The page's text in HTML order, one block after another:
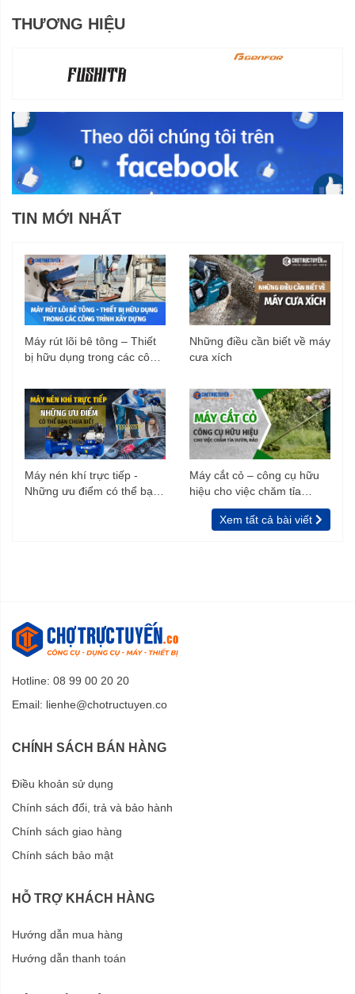
THƯƠNG HIỆU
TIN MỚI NHẤT
Máy rút lõi bê tông – Thiết
bị hữu dụng trong các công
Những điều cần biết về máy
cưa xích
Máy nén khí trực tiếp -
Những ưu điểm có thể bạn
Máy cắt cỏ – công cụ hữu
hiệu cho việc chăm tỉa
vườn, rào
Xem tất cả bài viết
Hotline: 08 99 00 20 20
Email: lienhe@chotructuyen.co
CHÍNH SÁCH BÁN HÀNG
Điều khoản sử dụng
Chính sách đổi, trả và bảo hành
Chính sách giao hàng
Chính sách bảo mật
HỖ TRỢ KHÁCH HÀNG
Hướng dẫn mua hàng
Hướng dẫn thanh toán